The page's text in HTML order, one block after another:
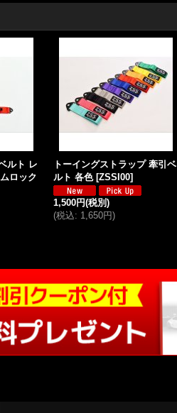
ルト レ
ロック
トーイングストラップ 牽引ベ
ルト 各色 [ZSSI00]
1,500円(税別)
(税込: 1,650円)